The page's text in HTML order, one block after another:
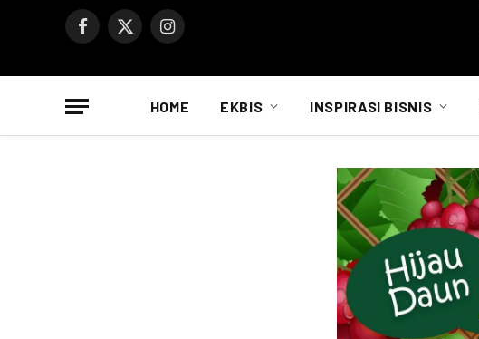
Facebook
X
Instagram
HOME EKBIS INSPIRASI BISNIS